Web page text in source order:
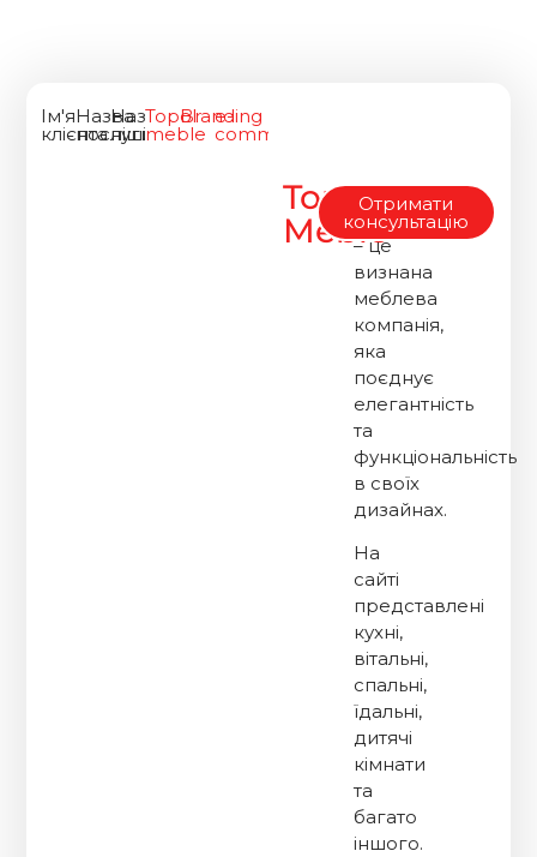
Ім'я
клієнта
Назва
послуги
Назва
ніші
Topol
meble
Branding
e-
commerce
Topol
Meble
Topol
Meble
– це
визнана
меблева
компанія,
яка
поєднує
елегантність
та
функціональність
в своїх
дизайнах.
На
сайті
представлені
кухні,
вітальні,
спальні,
їдальні,
дитячі
кімнати
та
багато
іншого.
Отримати
консультацію